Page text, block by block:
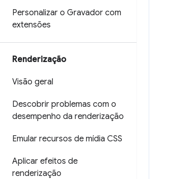
Personalizar o Gravador com
extensões
Renderização
Visão geral
Descobrir problemas com o
desempenho da renderização
Emular recursos de mídia CSS
Aplicar efeitos de
renderização